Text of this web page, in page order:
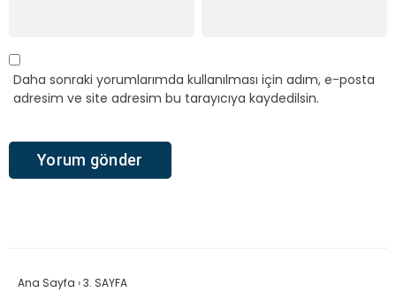
Daha sonraki yorumlarımda kullanılması için adım, e-posta
adresim ve site adresim bu tarayıcıya kaydedilsin.
Ana Sayfa ›3. SAYFA